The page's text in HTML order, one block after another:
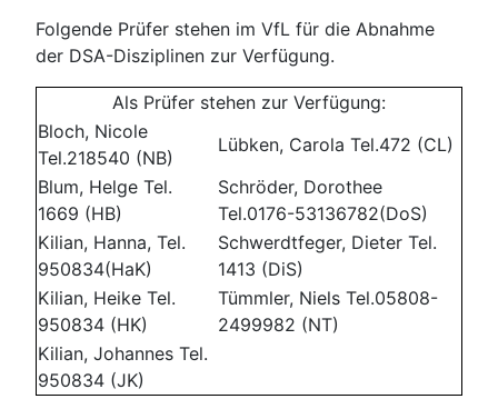
Folgende Prüfer stehen im VfL für die Abnahme
der DSA-Disziplinen zur Verfügung.
Als Prüfer stehen zur Verfügung:
Bloch, Nicole
Tel.218540 (NB)
Lübken, Carola Tel.472 (CL)
Blum, Helge Tel.
1669 (HB)
Schröder, Dorothee
Tel.0176-53136782(DoS)
Kilian, Hanna, Tel.
950834(HaK)
Schwerdtfeger, Dieter Tel.
1413 (DiS)
Kilian, Heike Tel.
950834 (HK)
Tümmler, Niels Tel.05808-
2499982 (NT)
Kilian, Johannes Tel.
950834 (JK)